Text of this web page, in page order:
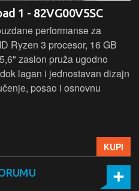
1 - 82VG00V5SC
performanse za
Ryzen 3 procesor, 16 GB
zaslon pruža ugodno
lagan i jednostavan dizajn
posao i osnovnu
KUPI